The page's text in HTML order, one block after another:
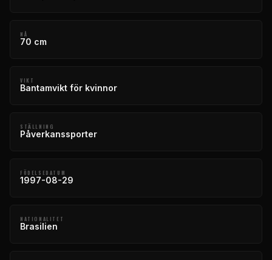
NÅ
70 cm
VIKT
Bantamvikt för kvinnor
STÄLLNING
Påverkanssporter
FÖDELSEDATUM
1997-08-29
NATIONALITET
Brasilien